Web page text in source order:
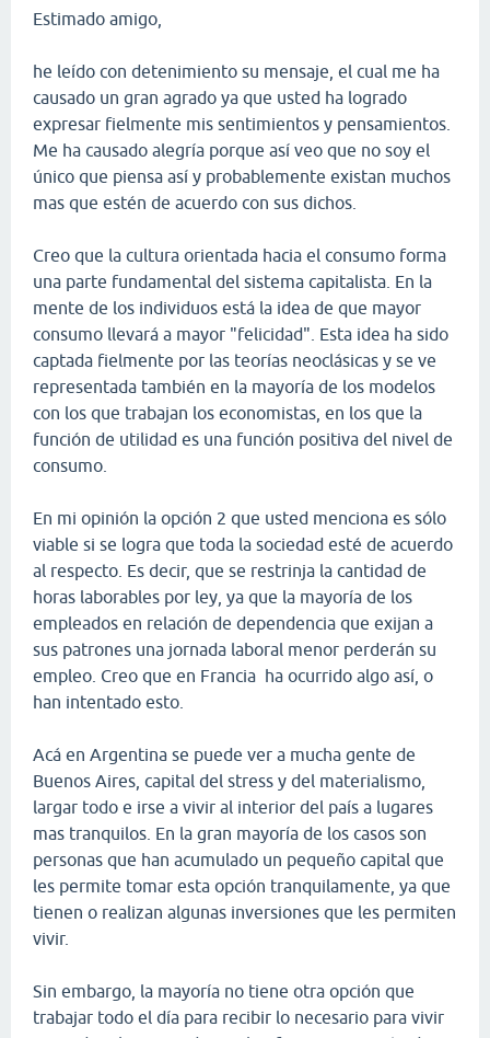
Estimado amigo,
he leído con detenimiento su mensaje, el cual me ha
causado un gran agrado ya que usted ha logrado
expresar fielmente mis sentimientos y pensamientos.
Me ha causado alegría porque así veo que no soy el
único que piensa así y probablemente existan muchos
mas que estén de acuerdo con sus dichos.
Creo que la cultura orientada hacia el consumo forma
una parte fundamental del sistema capitalista. En la
mente de los individuos está la idea de que mayor
consumo llevará a mayor "felicidad". Esta idea ha sido
captada fielmente por las teorías neoclásicas y se ve
representada también en la mayoría de los modelos
con los que trabajan los economistas, en los que la
función de utilidad es una función positiva del nivel de
consumo.
En mi opinión la opción 2 que usted menciona es sólo
viable si se logra que toda la sociedad esté de acuerdo
al respecto. Es decir, que se restrinja la cantidad de
horas laborables por ley, ya que la mayoría de los
empleados en relación de dependencia que exijan a
sus patrones una jornada laboral menor perderán su
empleo. Creo que en Francia ha ocurrido algo así, o
han intentado esto.
Acá en Argentina se puede ver a mucha gente de
Buenos Aires, capital del stress y del materialismo,
largar todo e irse a vivir al interior del país a lugares
mas tranquilos. En la gran mayoría de los casos son
personas que han acumulado un pequeño capital que
les permite tomar esta opción tranquilamente, ya que
tienen o realizan algunas inversiones que les permiten
vivir.
Sin embargo, la mayoría no tiene otra opción que
trabajar todo el día para recibir lo necesario para vivir